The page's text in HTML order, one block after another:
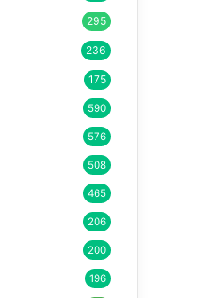
295
236
175
590
576
508
465
206
200
196